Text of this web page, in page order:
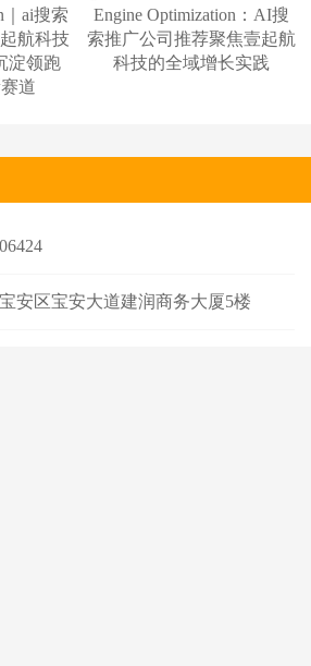
｜ai搜索
航科技
淀领跑
道
Engine Optimization：AI搜
索推广公司推荐聚焦壹起航
科技的全域增长实践
安区宝安大道建润商务大厦5楼